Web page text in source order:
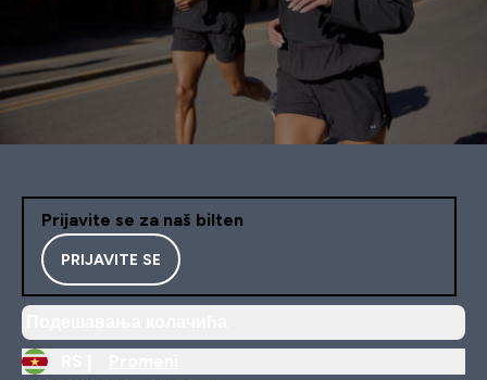
Prijavite se za naš bilten
PRIJAVITE SE